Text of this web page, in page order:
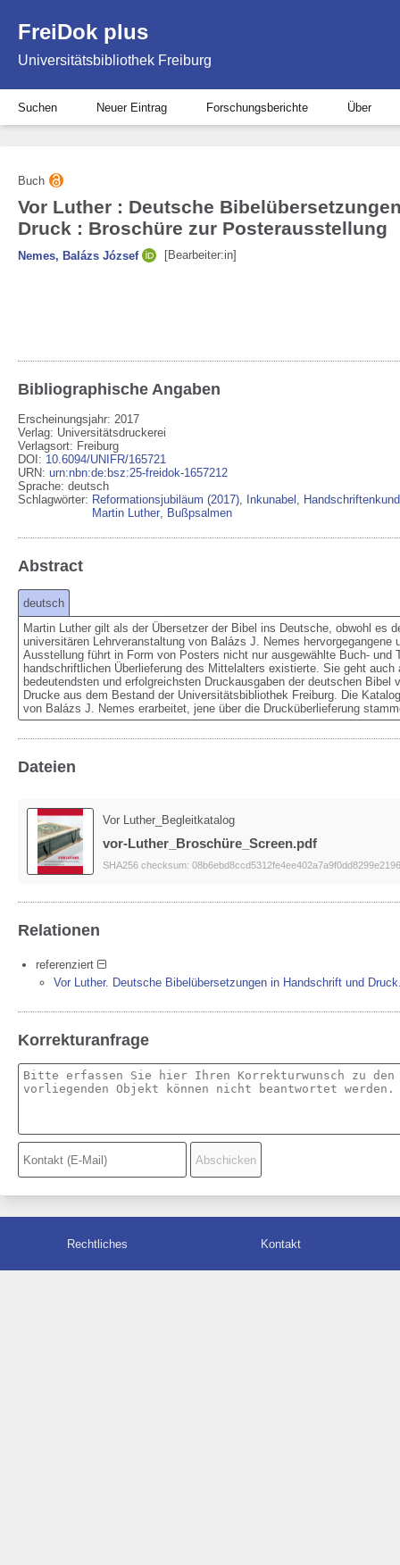
FreiDok plus
Universitätsbibliothek Freiburg
Suchen Neuer Eintrag Forschungsberichte Über
Buch
Vor Luther : Deutsche
Druck : Broschüre zur Posterausstellung
Nemes, Balázs József [Bearbeiter:in]
Bibliographische Angaben
Erscheinungsjahr: 2017
Verlag: Universitätsdruckerei
Verlagsort: Freiburg
DOI : 10.6094/UNIFR/165721
URN: urn:nbn:de:bsz:25-freidok-1657212
Sprache: deutsch
Schlagwörter: Reformationsjubiläum (2017), Inkunabel ,
Martin Luther, Bußpsalmen
Abstract
deutsch
Martin Luther gilt als der Übersetzer der Bibel ins Deutsche, obwohl es
universitären Lehrveranstaltung von Balázs J. Nemes
Ausstellung führt in Form von Posters nicht nur ausgewählte Buch-
handschriftlichen Überlieferung des Mittelalters existierte. Sie geht
bedeutendsten und erfolgreichsten Druckausgaben der deutschen
Drucke aus dem Bestand der Universitätsbibliothek Freiburg. Die
von Balázs J. Nemes erarbeitet, jene über die Drucküberlieferung
Dateien
Vor Luther_Begleitkatalog
vor-Luther_Broschüre_Screen.pdf
SHA256 checksum:
Relationen
referenziert
Vor Luther. Deutsche Bibelübersetzungen in Handschrift und
Korrekturanfrage
Rechtliches Kontakt